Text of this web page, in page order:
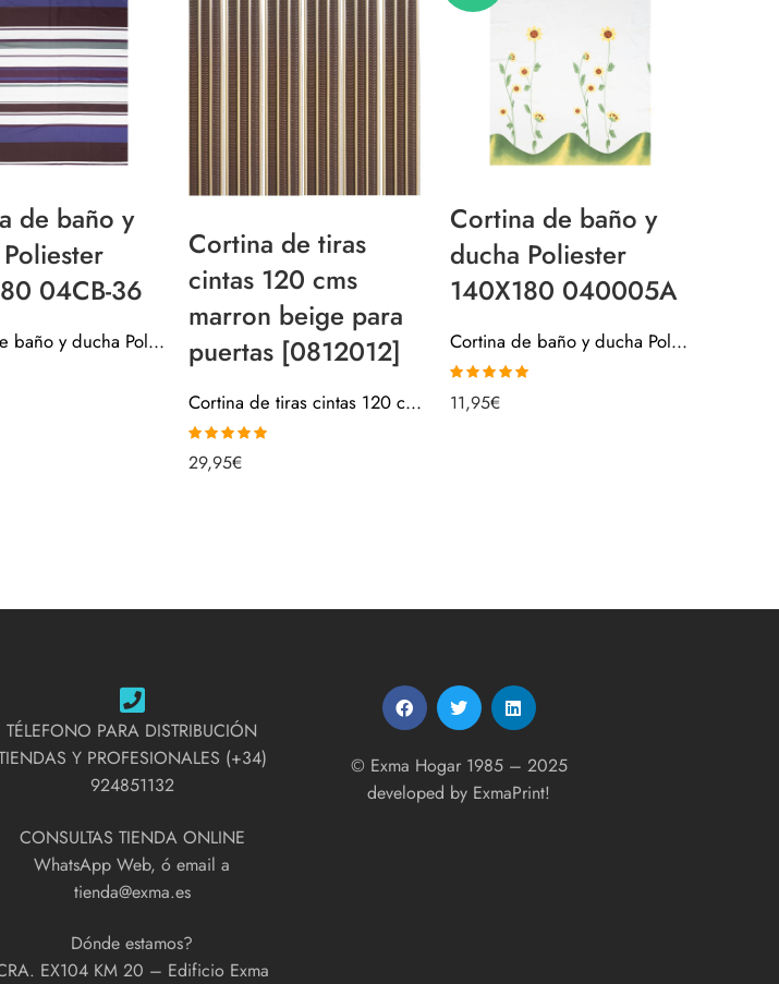
de baño y
04CB-36
Cortina de baño y ducha Poliester 140X180 04CB-36
Cortina de tiras
cintas 120 cms
marron beige para
puertas [0812012]
Cortina de tiras cintas 120 cms marron beige para puertas [0812012]
Valorado con
5.00 de 5
29,95€
Cortina de baño y
ducha Poliester
140X180 040005A
Cortina de baño y ducha Poliester 140X180 040005A
Valorado con
5.00de 5
11,95€
TÉLEFONO PARA DISTRIBUCIÓN
Y PROFESIONALES (+34)
924851132
CONSULTAS TIENDA ONLINE
WhatsApp Web, ó email a
tienda@exma.es
Dónde estamos?
EX104 KM 20 – Edificio Exma
© Exma Hogar 1985 – 2025
developed by ExmaPrint!